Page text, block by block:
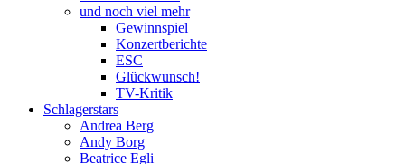
und noch viel mehr
Gewinnspiel
Konzertberichte
ESC
Glückwunsch!
TV-Kritik
Schlagerstars
Andrea Berg
Andy Borg
Beatrice Egli